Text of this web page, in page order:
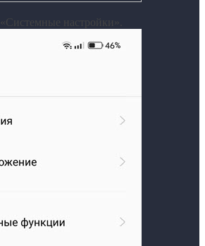
настройки».